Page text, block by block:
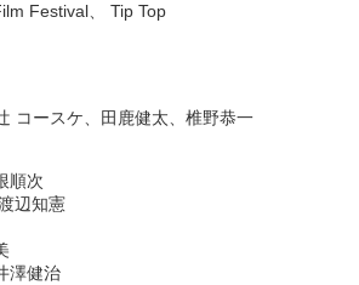
Festival、 Tip Top
コースケ、田鹿健太、椎野恭一
順次
辺知憲
澤健治